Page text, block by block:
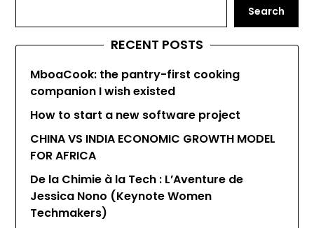
Search
RECENT POSTS
MboaCook: the pantry-first cooking
companion I wish existed
How to start a new software project
CHINA VS INDIA ECONOMIC GROWTH MODEL
FOR AFRICA
De la Chimie à la Tech : L’Aventure de
Jessica Nono (Keynote Women
Techmakers)